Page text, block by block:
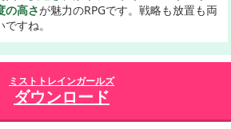
の高さが魅力のRPGです。戦略も放置も両
すね。
ミストトレインガールズ
ダウンロード